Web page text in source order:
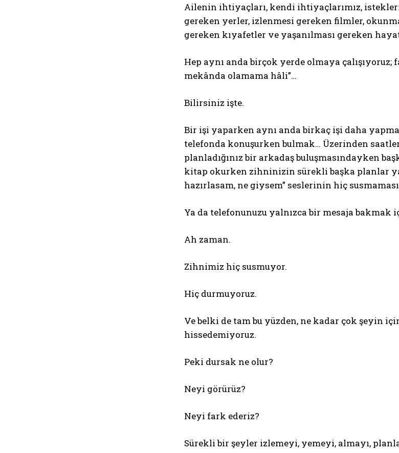
Ailenin ihtiyaçları, kendi ihtiyaçlarımız,
gereken yerler, izlenmesi gereken filmler,
gereken kıyafetler ve yaşanılması gereken
Hep aynı anda birçok yerde olmaya çalışıyoruz;
mekânda olamama hâli”…
Bilirsiniz işte.
Bir işi yaparken aynı anda birkaç işi daha
telefonda konuşurken bulmak… Üzerinden
planladığınız bir arkadaş buluşmasındayken
kitap okurken zihninizin sürekli başka planlar
hazırlasam, ne giysem” seslerinin hiç
Ya da telefonunuzu yalnızca bir mesaja
Ah zaman.
Zihnimiz hiç susmuyor.
Hiç durmuyoruz.
Ve belki de tam bu yüzden, ne kadar çok şeyin
hissedemiyoruz.
Peki dursak ne olur?
Neyi görürüz?
Neyi fark ederiz?
Sürekli bir şeyler izlemeyi, yemeyi, almayı,